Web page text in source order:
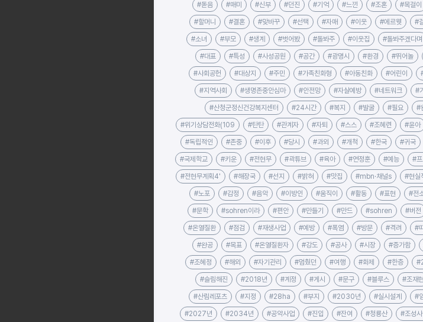
#돋음 #매미 #신부 #던진 #기억 #느낀 #조혼 #목걸이
#할머니 #결혼 #맞바꾸 #선택 #자매 #이웃 #에르웻 #
#소녀 #부모 #생계 #벗어봤 #돌봐주 #이웃집 #돌봐주겠다며
#대표 #특성 #사성공원 #공간 #광명시 #환경 #뛰어놀
#사회공헌 #대상지 #주민 #가족친화형 #아동친화 #어린이
#지역사회 #생명존중안심마 #안전망 #자살예방 #네트워크 #
#산청군정신건강복지센터 #24시간 #복지 #발굴 #필요 #
#위기상담전화(109 #탄탄 #관계자 #자퇴 #스스 #조혜련 #윤아
#독립적인 #존중 #이후 #당시 #과외 #개척 #한국 #귀국
#국제학교 #키운 #전현무 #곽튜브 #육아 #연정훈 #예능 #프
#전현무계획4' #해장국 #선지 #밝혀 #맛집 #mbn·채널s #현실
#노포 #감정 #음악 #이방인 #움직이 #활동 #표현 #전
#문학 #sohren이라 #편안 #만들기 #만드 #sohren #버전
#온열질환 #점검 #재생사업 #예방 #폭염 #방문 #격려 #
#완공 #목표 #온열질환자 #강도 #공사 #시장 #증가함
#조혜정 #해외 #자기관리 #멈췄던 #여행 #화제 #한층
#슬림해진 #2018년 #계정 #게시 #문구 #블루스 #조재현
#산림레포츠 #지정 #28ha #부지 #2030년 #실시설계 #
#2027년 #2034년 #공약사업 #진입 #잔여 #청룡산 #조성